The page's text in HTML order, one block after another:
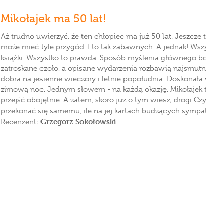
Mikołajek ma 50 lat!
Aż trudno uwierzyć, że ten chłopiec ma już 50 lat.
może mieć tyle przygód. I to tak zabawnych. A jednak!
książki. Wszystko to prawda. Sposób myślenia głównego
zatroskane czoło, a opisane wydarzenia rozbawią
dobra na jesienne wieczory i letnie popołudnia.
zimową noc. Jednym słowem - na każdą okazję.
przejść obojętnie. A zatem, skoro juz o tym wiesz, drogi
przekonać się samemu, ile na jej kartach budzących
Recenzent: Grzegorz Sokołowski